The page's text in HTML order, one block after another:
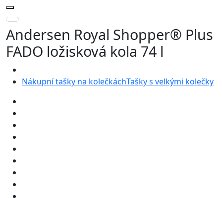
Andersen Royal Shopper® Plus
FADO ložisková kola 74 l
Nákupní tašky na kolečkáchTašky s velkými kolečky